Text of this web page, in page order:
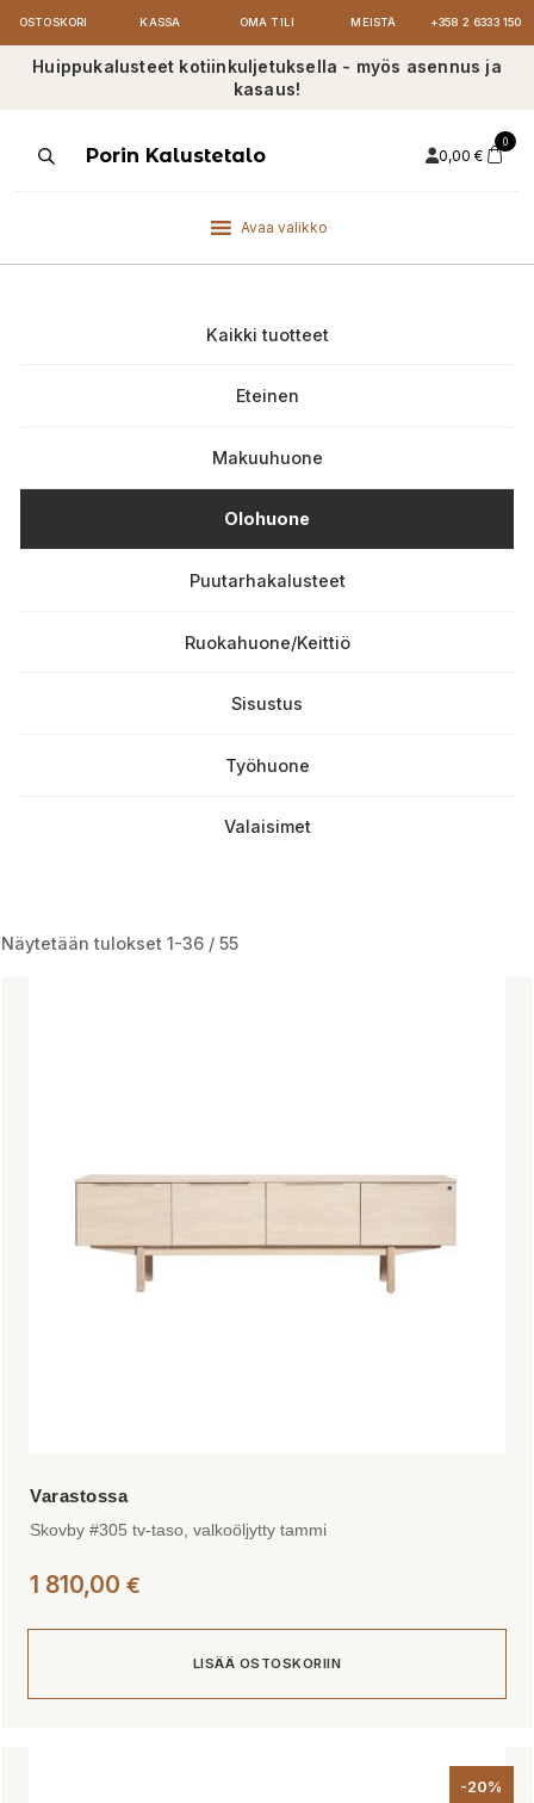
OSTOSKORI KASSA OMA TILI MEISTÄ +358 2 6333 150
Huippukalusteet kotiinkuljetuksella - myös asennus ja
kasaus!
ProductsPorin Kalustetalo 0,00 €
0
Avaa valikko
Kaikki tuotteet
Eteinen
Makuuhuone
Olohuone
Puutarhakalusteet
Ruokahuone/Keittiö
Sisustus
Työhuone
Valaisimet
Näytetään tulokset 37-55 / 55
Skovby #305 tv-taso, valkoöljytty tammi
1 810,00 €
LISÄÄ OSTOSKORIIN
-20%